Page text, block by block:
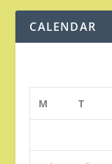
CALENDAR
M T